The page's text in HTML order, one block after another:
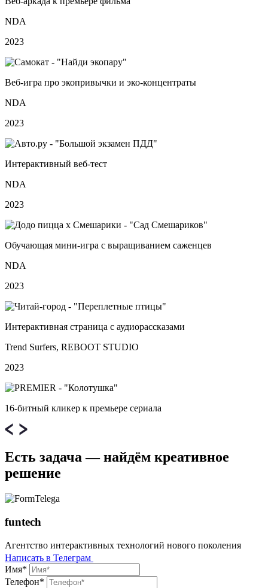
NDA
2023
Веб‑игра про экопривычки и эко‑концентраты
NDA
2023
Интерактивный веб‑тест
NDA
2023
Обучающая мини‑игра с выращиванием саженцев
NDA
2023
Интерактивная страница с аудиорассказами
Trend Surfers, REBOOT STUDIO
2023
16‑битный кликер к премьере сериала
Есть задача — найдём креативное
решение
funtech
Агентство интерактивных технологий нового поколения
Написать в Телеграм
Имя*
Телефон*